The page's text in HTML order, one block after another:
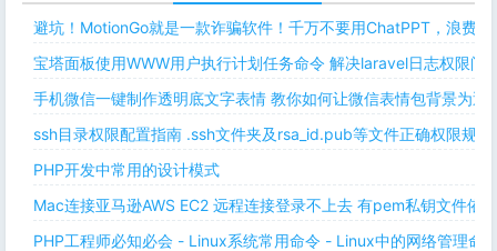
避坑！MotionGo就是一款诈骗软件！千万不要用ChatPPT，浪费时
宝塔面板使用WWW用户执行计划任务命令 解决laravel日志权限问
手机微信一键制作透明底文字表情 教你如何让微信表情包背景为
ssh目录权限配置指南 .ssh文件夹及rsa_id.pub等文件正确权限规则
PHP开发中常用的设计模式
Mac连接亚马逊AWS EC2 远程连接登录不上去 有pem私钥文件依
PHP工程师必知必会 - Linux系统常用命令 - Linux中的网络管理命